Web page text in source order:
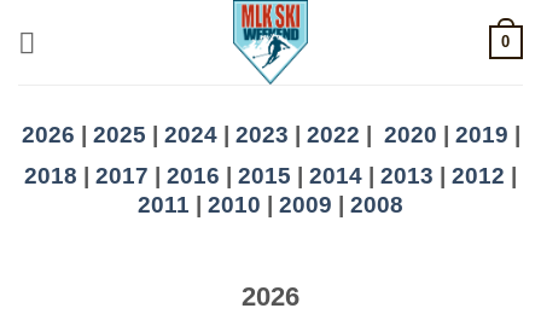
0
2026 2025 2024| 2023 2022 2020 2019
2018 | 2017 | 2016 | 2015 | 2014 | 2013 | 2012 |
2011 | 2010 | 2009 | 2008
2026